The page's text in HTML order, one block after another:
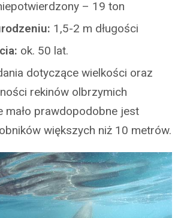
– 19 ton
1,5-2 m długości
ok. 50 lat.
dotyczące wielkości oraz
rekinów olbrzymich
mało prawdopodobne jest
większych niż 10 metrów.